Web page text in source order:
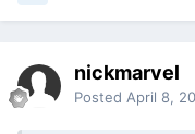
nickmarvel
Posted April 8,